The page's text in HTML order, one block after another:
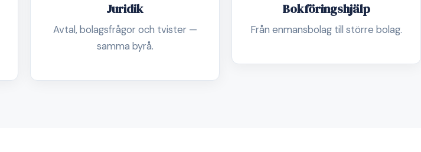
Juridik
Avtal, bolagsfrågor och tvister —
samma byrå.
Bokföringshjälp
Från enmansbolag till större bolag.